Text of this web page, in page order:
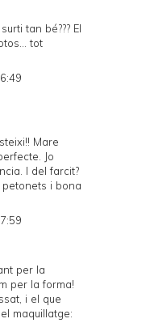
tan bé??? El
tot
Mare
Jo
I del farcit?
i bona
per la
per la forma!
i el que
maquillatge: